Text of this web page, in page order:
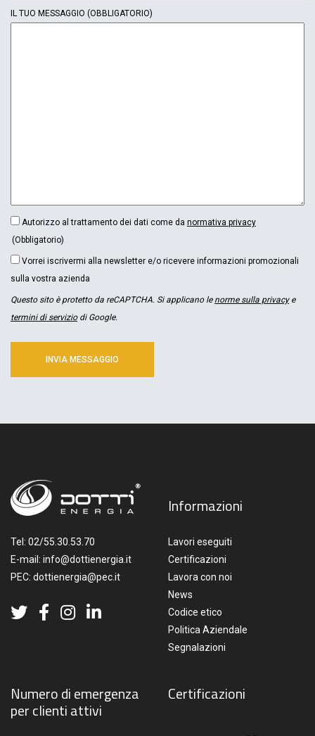
IL TUO MESSAGGIO (OBBLIGATORIO)
CONSENSO
(OBBLIGATORIO)
Autorizzo al trattamento dei dati come da normativa privacy
(Obbligatorio)
NEWSLETTER
Vorrei iscrivermi alla newsletter e/o ricevere informazioni promozionali
sulla vostra azienda
Questo sito è protetto da reCAPTCHA. Si applicano le norme sulla privacye
termini di serviziodi Google.
Tel: 02/55.30.53.70
E-mail: info@dottienergia.it
PEC: dottienergia@pec.it
Informazioni
Lavori eseguiti
Certificazioni
Lavora con noi
News
Codice etico
Politica Aziendale
Segnalazioni
Numero di emergenza
per clienti attivi
Certificazioni